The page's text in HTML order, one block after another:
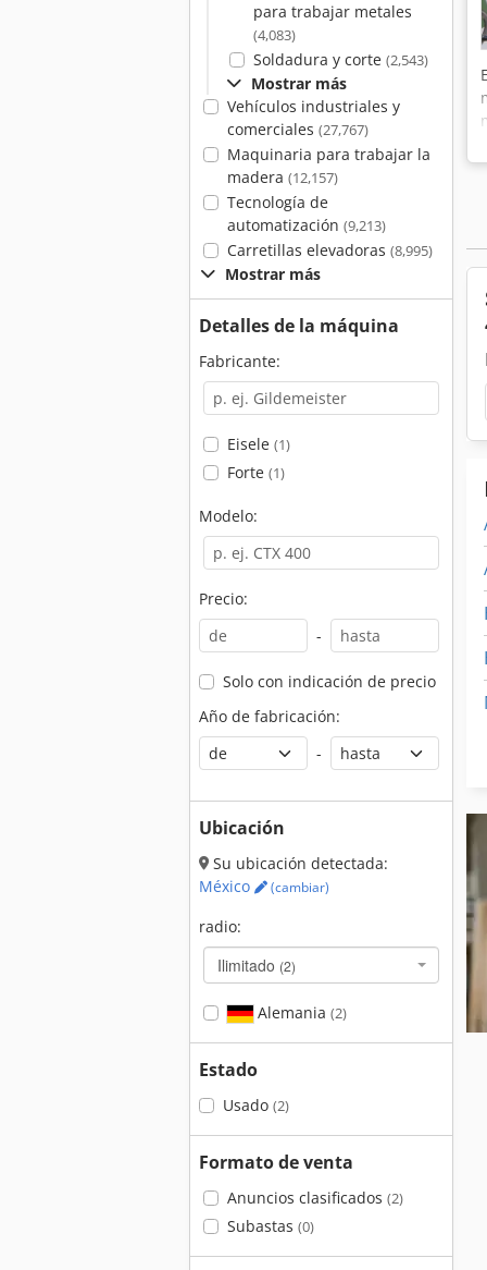
para trabajar metales
(4,083)
Soldadura y corte (2,543)
Mostrar más
Vehículos industriales y
comerciales (27,767)
Maquinaria para trabajar la
madera (12,157)
Tecnología de
automatización (9,213)
Carretillas elevadoras (8,995)
Mostrar más
Detalles de la máquina
Fabricante:
Eisele (1)
Forte (1)
Modelo:
Precio:
-
Solo con indicación de precio
Año de fabricación:
-
Ubicación
Su ubicación detectada:
México
(cambiar)
radio:
Ilimitado (2)
Alemania (2)
Estado
Usado (2)
Formato de venta
Anuncios clasificados (2)
Subastas (0)